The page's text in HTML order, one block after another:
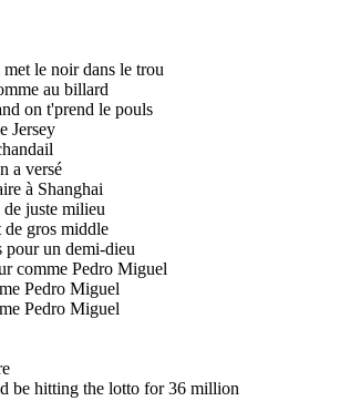
le noir dans le trou
au billard
on t'prend le pouls
Jersey
a versé
à Shanghai
juste milieu
de gros middle
pour un demi-dieu
comme Pedro Miguel
Pedro Miguel
Pedro Miguel
be hitting the lotto for 36 million